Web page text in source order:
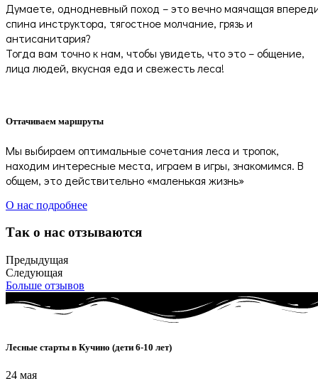
Думаете, однодневный поход – это вечно маячащая
спина инструктора, тягостное молчание, грязь и
антисанитария?
Тогда вам точно к нам, чтобы увидеть, что это – общение,
лица людей, вкусная еда и свежесть леса!
Оттачиваем маршруты
Мы выбираем оптимальные сочетания леса и тропок,
находим интересные места, играем в игры, знакомимся. В
общем, это действительно «маленькая жизнь»
О нас подробнее
Так о нас отзываются
Предыдущая
Следующая
Больше отзывов
Лесные старты в Кучино (дети 6-10 лет)
24 мая